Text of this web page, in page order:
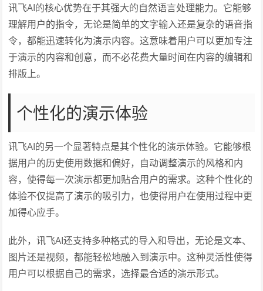
讯飞AI的核心优势在于其强大的自然语言处理能力。它能够
理解用户的指令，无论是简单的文字输入还是复杂的语音指
令，都能迅速转化为演示内容。这意味着用户可以更加专注
于演示的内容和创意，而不必花费大量时间在内容的编辑和
排版上。
个性化的演示体验
讯飞AI的另一个显著特点是其个性化的演示体验。它能够根
据用户的历史使用数据和偏好，自动调整演示的风格和内
容，使得每一次演示都更加贴合用户的需求。这种个性化的
体验不仅提高了演示的吸引力，也使得用户在使用过程中更
加得心应手。
此外，讯飞AI还支持多种格式的导入和导出，无论是文本、
图片还是视频，都能轻松地融入到演示中。这种灵活性使得
用户可以根据自己的需求，选择最合适的演示形式。